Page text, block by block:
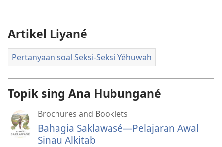
Artikel Liyané
Pertanyaan soal Seksi-Seksi Yéhuwah
Topik sing Ana Hubungané
Brochures and Booklets
Bahagia Saklawasé—Pelajaran Awal
Sinau Alkitab